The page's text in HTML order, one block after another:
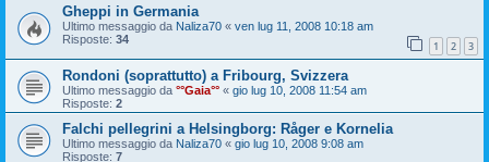
Gheppi in Germania
Ultimo messaggio da Naliza70 « ven lug 11, 2008 10:18 am
Risposte: 34 1 2 3
Rondoni (soprattutto) a Fribourg, Svizzera
Ultimo messaggio da °°Gaia°° « gio lug 10, 2008 11:54 am
Risposte: 2
Falchi pellegrini a Helsingborg: Råger e Kornelia
Ultimo messaggio da Naliza70 « gio lug 10, 2008 9:08 am
Risposte: 7